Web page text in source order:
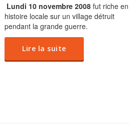
Lundi 10 novembre 2008 fut riche en
histoire locale sur un village détruit
pendant la grande guerre.
Lire la suite